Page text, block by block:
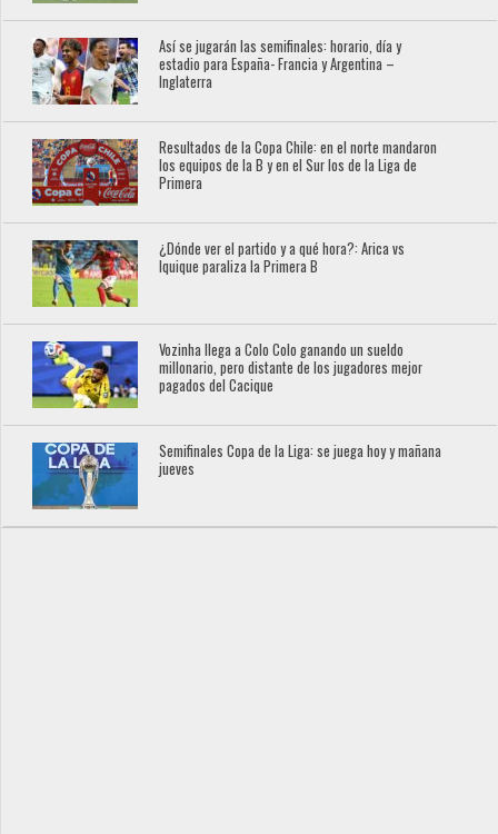
Así se jugarán las semifinales: horario, día y
estadio para España- Francia y Argentina –
Inglaterra
Resultados de la Copa Chile: en el norte mandaron
los equipos de la B y en el Sur los de la Liga de
Primera
¿Dónde ver el partido y a qué hora?: Arica vs
Iquique paraliza la Primera B
Vozinha llega a Colo Colo ganando un sueldo
millonario, pero distante de los jugadores mejor
pagados del Cacique
Semifinales Copa de la Liga: se juega hoy y mañana
jueves